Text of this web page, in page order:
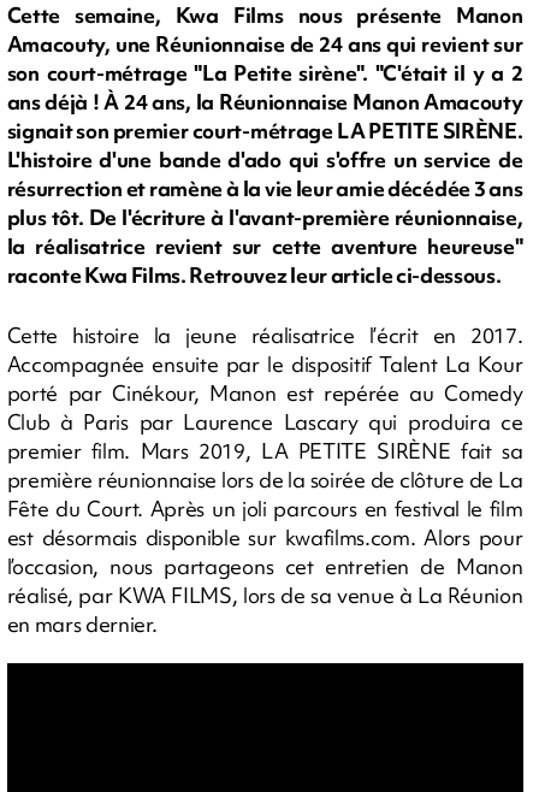
Cette semaine, Kwa Films nous présente Manon
Amacouty, une Réunionnaise de 24 ans qui revient sur
son court-métrage "La Petite sirène". "C'était il y a 2
ans déjà ! À 24 ans, la Réunionnaise Manon Amacouty
signait son premier court-métrage LA PETITE SIRÈNE.
L'histoire d'une bande d'ado qui s'offre un service de
résurrection et ramène à la vie leur amie décédée 3 ans
plus tôt. De l'écriture à l'avant-première réunionnaise,
la réalisatrice revient sur cette aventure heureuse"
raconte Kwa Films. Retrouvez leur article ci-dessous.
Cette histoire la jeune réalisatrice l’écrit en 2017.
Accompagnée ensuite par le dispositif Talent La Kour
porté par Cinékour, Manon est repérée au Comedy
Club à Paris par Laurence Lascary qui produira ce
premier film. Mars 2019, LA PETITE SIRÈNE fait sa
première réunionnaise lors de la soirée de clôture de La
Fête du Court. Après un joli parcours en festival le film
est désormais disponible sur kwafilms.com. Alors pour
l’occasion, nous partageons cet entretien de Manon
réalisé, par KWA FILMS, lors de sa venue à La Réunion
en mars dernier.